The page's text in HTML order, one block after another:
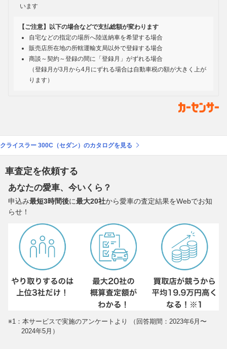
います
【ご注意】以下の場合などで支払総額が変わります
自宅などの指定の場所へ陸送納車を希望する場合
販売店所在地の所轄運輸支局以外で登録する場合
商談～契約～登録の間に「登録月」がずれる場合
（登録月が3月から4月にずれる場合は自動車税の額が大きく上が
ります）
クライスラー 300C（セダン）のカタログを見る
車査定を依頼する
あなたの愛車、今いくら？
申込み最短3時間後に最大20社から愛車の査定結果をWebでお知
らせ！
※1：本サービスで実施のアンケートより （回答期間：2023年6月〜
2024年5月）